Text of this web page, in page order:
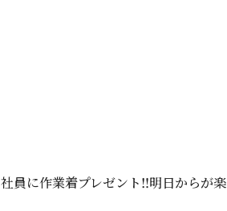
社員に作業着プレゼント‼️明日からが